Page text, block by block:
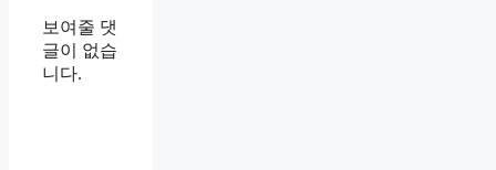
보여줄 댓
글이 없습
니다.